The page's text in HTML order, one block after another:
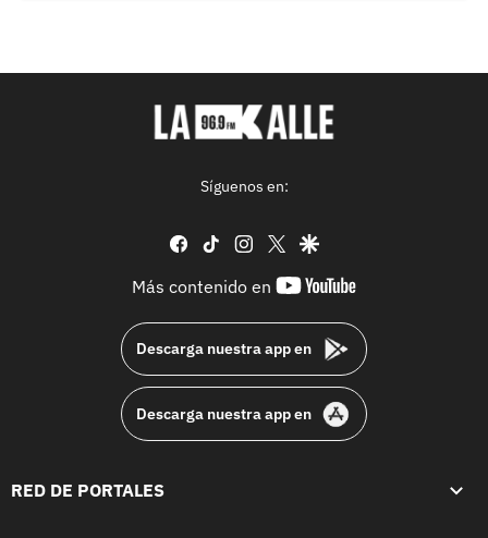
Síguenos en:
facebook
tiktok instagram
twittergoogle
Más contenido en
youtube-
Descarga nuestra app en
Descarga nuestra app en
RED DE PORTALES